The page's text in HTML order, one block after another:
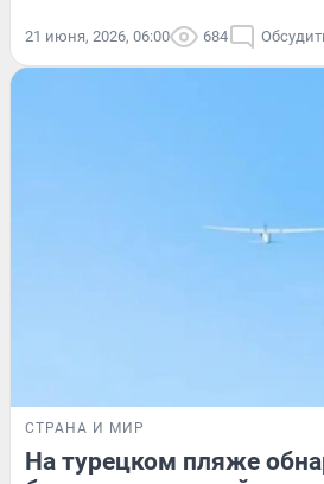
21 июня, 2026, 06:00 684
СТРАНА И МИР
На турецком пляже